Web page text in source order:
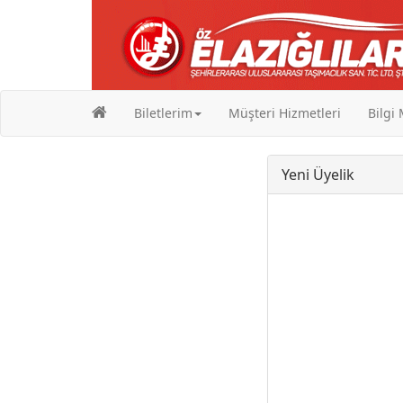
Biletlerim Müşteri Hizmetleri Bilgi
Yeni Üyelik